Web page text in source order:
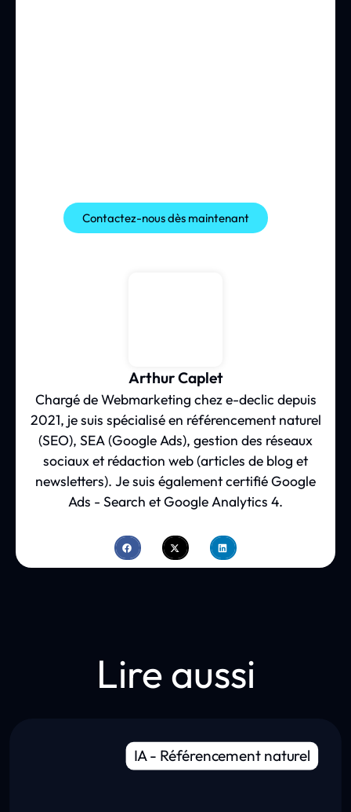
Contactez-nous dès maintenant
Arthur Caplet
Chargé de Webmarketing chez e-declic depuis
2021, je suis spécialisé en référencement naturel
(SEO), SEA (Google Ads), gestion des réseaux
sociaux et rédaction web (articles de blog et
newsletters). Je suis également certifié Google
Ads - Search et Google Analytics 4.
Lire aussi
IA- Référencement naturel